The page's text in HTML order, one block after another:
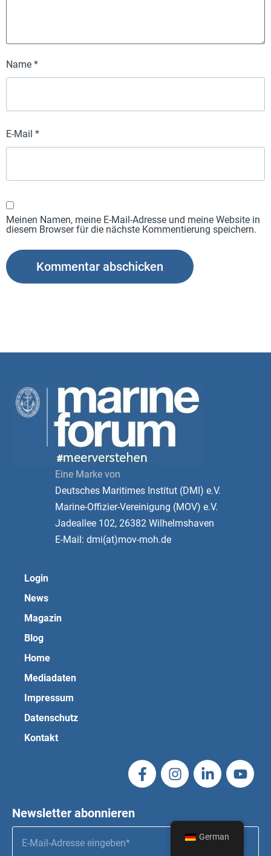
Name *
E-Mail *
Meinen Namen, meine E-Mail-Adresse und meine Website in
diesem Browser für die nächste Kommentierung speichern.
Eine Marke von
Deutsches Maritimes Institut (DMI) e.V.
Marine-Offizier-Vereinigung (MOV) e.V.
Jadeallee 102, 26382 Wilhelmshaven
E-Mail: dmi(at)mov-moh.de
Login
News
Magazin
Blog
Home
Mediadaten
Impressum
Datenschutz
Kontakt
Newsletter abonnieren
German